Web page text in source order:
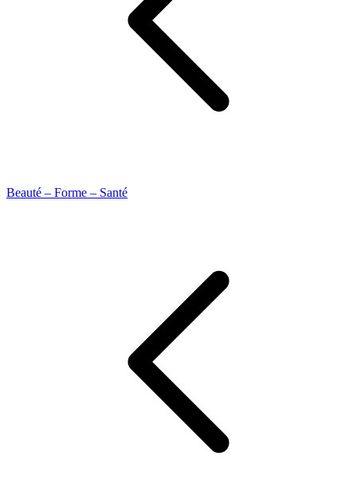
Beauté – Forme – Santé